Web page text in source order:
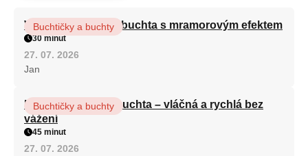
Vláčná olejová litá buchta s mramorovým efektem
Buchtičky a buchty
30 minut
27. 07. 2026
Jan
Hrnková maková buchta – vláčná a rychlá bez
vážení
Buchtičky a buchty
45 minut
27. 07. 2026